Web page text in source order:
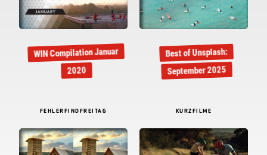
WIN Compilation Januar
2020
Best of Unsplash:
September 2025
FEHLERFINDFREITAG KURZFILME